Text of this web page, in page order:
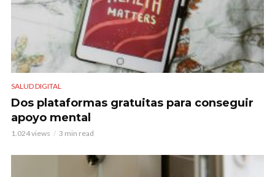
SALUD DIGITAL
Dos plataformas gratuitas para conseguir
apoyo mental
1.024 views 3 min read